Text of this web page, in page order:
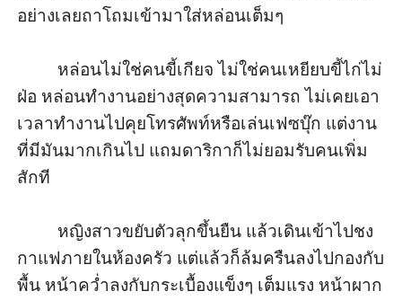
อย่างเลยถาโถมเข้ามาใส่หล่อนเต็มๆ
หล่อนไม่ใช่คนขี้เกียจ ไม่ใช่คนเหยียบขี้ไก่ไม่
ฝ่อ หล่อนทำงานอย่างสุดความสามารถ ไม่เคยเอา
เวลาทำงานไปคุยโทรศัพท์หรือเล่นเฟซบุ๊ก แต่งาน
ที่มีมันมากเกินไป แถมดาริกาก็ไม่ยอมรับคนเพิ่ม
สักที
หญิงสาวขยับตัวลุกขึ้นยืน แล้วเดินเข้าไปชง
กาแฟภายในห้องครัว แต่แล้วก็ล้มครืนลงไปกองกับ
พื้น หน้าคว่ำลงกับกระเบื้องแข็งๆ เต็มแรง หน้าผาก